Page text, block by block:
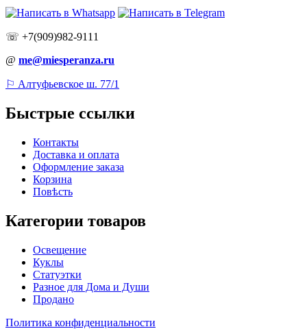
☏ +7(909)982-9111
@ me@miesperanza.ru
⚐ Алтуфьевское ш. 77/1
Быстрые ссылки
Контакты
Доставка и оплата
Оформление заказа
Корзина
Повѣсть
Категории товаров
Освещение
Куклы
Статуэтки
Разное для Дома и Души
Продано
Политика конфиденциальности